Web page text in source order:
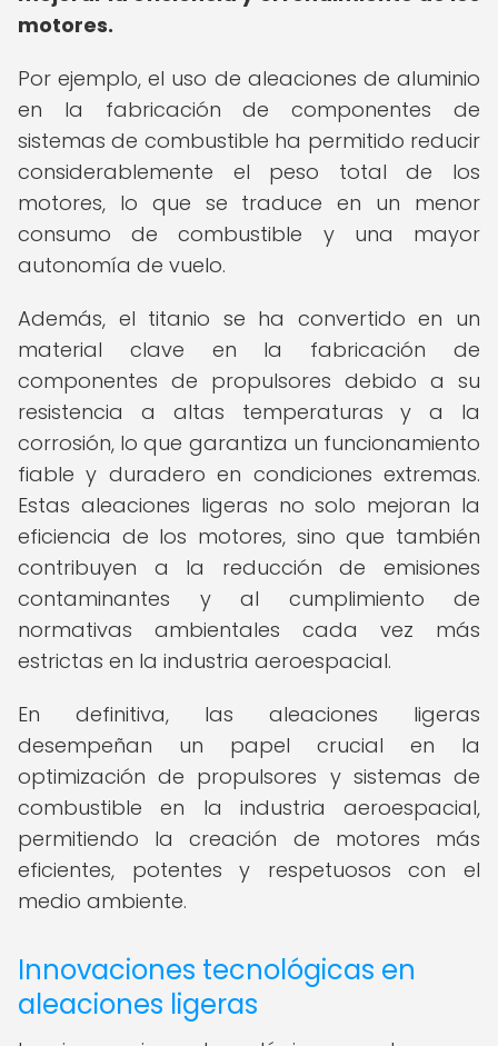
motores.
Por ejemplo, el uso de aleaciones de aluminio
en la fabricación de componentes de
sistemas de combustible ha permitido reducir
considerablemente el peso total de los
motores, lo que se traduce en un menor
consumo de combustible y una mayor
autonomía de vuelo.
Además, el titanio se ha convertido en un
material clave en la fabricación de
componentes de propulsores debido a su
resistencia a altas temperaturas y a la
corrosión, lo que garantiza un funcionamiento
fiable y duradero en condiciones extremas.
Estas aleaciones ligeras no solo mejoran la
eficiencia de los motores, sino que también
contribuyen a la reducción de emisiones
contaminantes y al cumplimiento de
normativas ambientales cada vez más
estrictas en la industria aeroespacial.
En definitiva, las aleaciones ligeras
desempeñan un papel crucial en la
optimización de propulsores y sistemas de
combustible en la industria aeroespacial,
permitiendo la creación de motores más
eficientes, potentes y respetuosos con el
medio ambiente.
Innovaciones tecnológicas en
aleaciones ligeras